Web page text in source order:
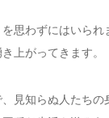
を思わずにはいら
上がってきます。
、見知らぬ人たちの